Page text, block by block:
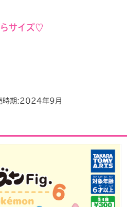
ン
よくあるご質問
スのお客様
らサイズ♡
期:2024年9月